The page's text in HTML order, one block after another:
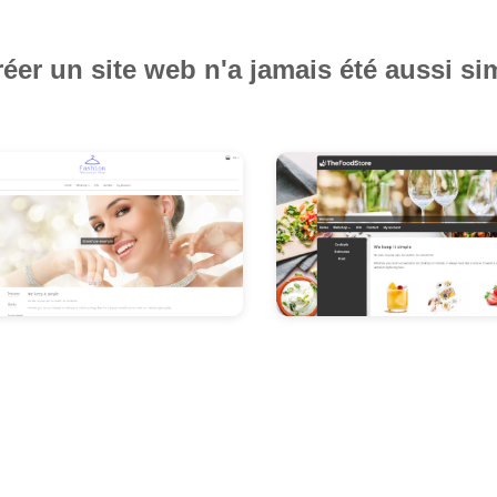
un site web n'a jamais été aussi